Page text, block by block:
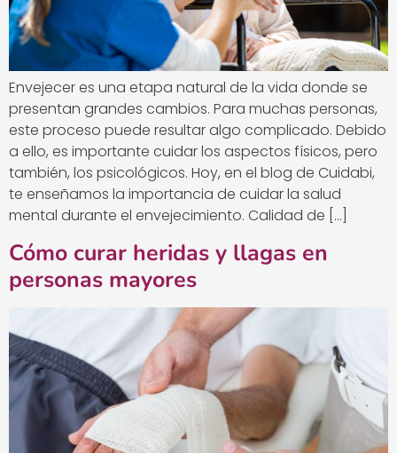
Envejecer es una etapa natural de la vida donde se
presentan grandes cambios. Para muchas personas,
este proceso puede resultar algo complicado. Debido
a ello, es importante cuidar los aspectos físicos, pero
también, los psicológicos. Hoy, en el blog de Cuidabi,
te enseñamos la importancia de cuidar la salud
mental durante el envejecimiento. Calidad de […]
Cómo curar heridas y llagas en
personas mayores